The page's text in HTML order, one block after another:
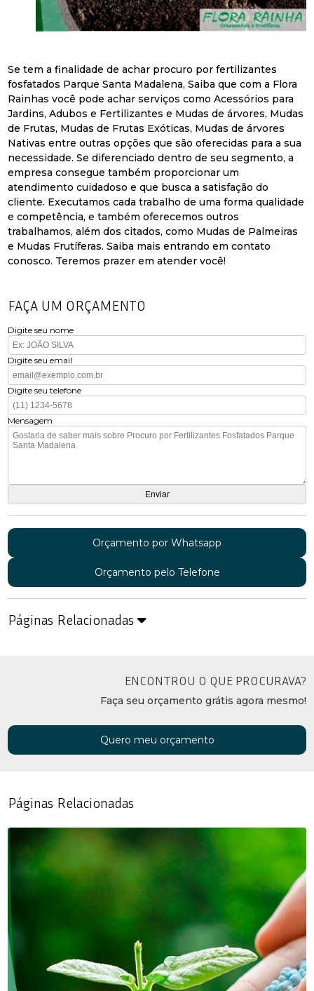
Se tem a finalidade de achar procuro por fertilizantes
fosfatados Parque Santa Madalena, Saiba que com a Flora
Rainhas você pode achar serviços como Acessórios para
Jardins, Adubos e Fertilizantes e Mudas de árvores, Mudas
de Frutas, Mudas de Frutas Exóticas, Mudas de árvores
Nativas entre outras opções que são oferecidas para a sua
necessidade. Se diferenciado dentro de seu segmento, a
empresa consegue também proporcionar um
atendimento cuidadoso e que busca a satisfação do
cliente. Executamos cada trabalho de uma forma qualidade
e competência, e também oferecemos outros
trabalhamos, além dos citados, como Mudas de Palmeiras
e Mudas Frutíferas. Saiba mais entrando em contato
conosco. Teremos prazer em atender você!
FAÇA UM ORÇAMENTO
Digite seu nome
Digite seu email
Digite seu telefone
Mensagem
Orçamento por Whatsapp
Orçamento pelo Telefone
Páginas Relacionadas
ENCONTROU O QUE PROCURAVA?
Faça seu orçamento grátis agora mesmo!
Quero meu orçamento
Páginas Relacionadas